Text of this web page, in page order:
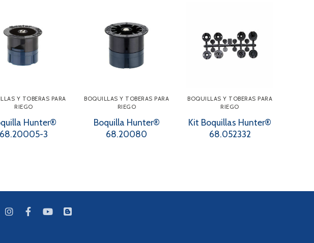
Y TOBERAS PARA
RIEGO
Hunter®
68.20005-3
BOQUILLAS Y TOBERAS PARA
RIEGO
Boquilla Hunter®
68.20080
BOQUILLAS Y TOBERAS PARA
RIEGO
Kit Boquillas Hunter®
68.052332